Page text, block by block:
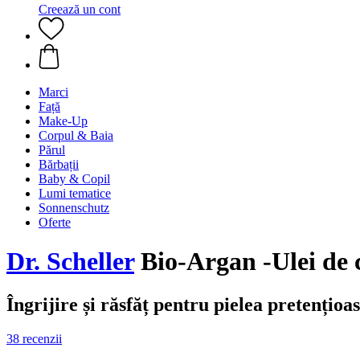
Creează un cont
Marci
Față
Make-Up
Corpul & Baia
Părul
Bărbații
Baby & Copil
Lumi tematice
Sonnenschutz
Oferte
Dr. SchellerBio-Argan -Ulei de
Îngrijire și răsfăț pentru pielea
38 recenzii